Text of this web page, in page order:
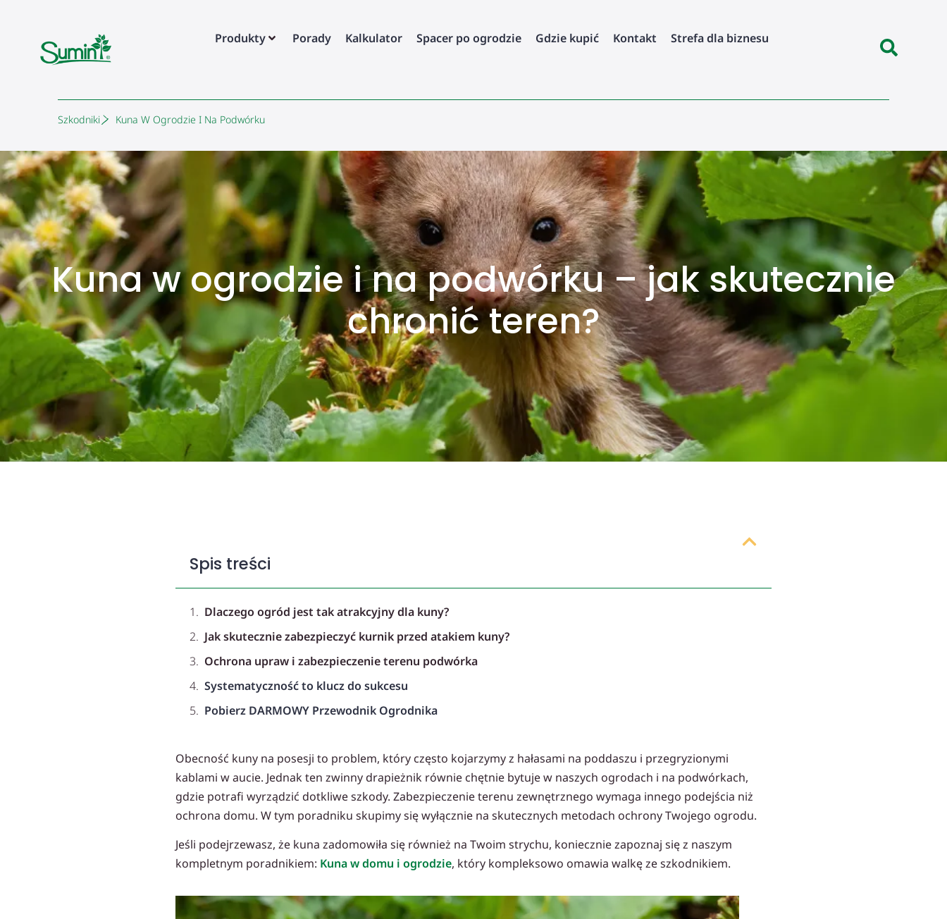
Produkty Porady Kalkulator Spacer po ogrodzie Gdzie kupić Kontakt Strefa dla biznesu
Szkodniki Kuna W Ogrodzie I Na Podwórku
Kuna w ogrodzie i na podwórku – jak skutecznie
chronić teren?
Spis treści
Dlaczego ogród jest tak atrakcyjny dla kuny?
Jak skutecznie zabezpieczyć kurnik przed atakiem kuny?
Ochrona upraw i zabezpieczenie terenu podwórka
Systematyczność to klucz do sukcesu
Pobierz DARMOWY Przewodnik Ogrodnika
Polecane produkty
Płyn odstraszający zwierzęta
Obecność kuny na posesji to problem, który często kojarzymy z hałasami na poddaszu i przegryzionymi
kablami w aucie. Jednak ten zwinny drapieżnik równie chętnie bytuje w naszych ogrodach i na podwórkach,
gdzie potrafi wyrządzić dotkliwe szkody. Zabezpieczenie terenu zewnętrznego wymaga innego podejścia niż
ochrona domu. W tym poradniku skupimy się wyłącznie na skutecznych metodach ochrony Twojego ogrodu.
Jeśli podejrzewasz, że kuna zadomowiła się również na Twoim strychu, koniecznie zapoznaj się z naszym
kompletnym poradnikiem: Kuna w domu i ogrodzie, który kompleksowo omawia walkę ze szkodnikiem.